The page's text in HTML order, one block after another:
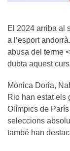
El 2024 arriba al
a l’esport
abusa del terme
dubta aquest
Mònica Doria,
Rio han estat els
Olímpics de
seleccions
també han